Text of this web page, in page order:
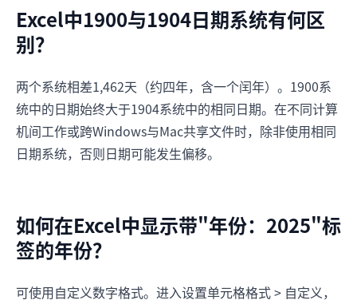
Excel中1900与1904日期系统有何区
别？
两个系统相差1,462天（约四年，含一个闰年）。1900系
统中的日期始终大于1904系统中的相同日期。在不同计算
机间工作或跨Windows与Mac共享文件时，除非使用相同
日期系统，否则日期可能发生偏移。
如何在Excel中显示带"年份：2025"标
签的年份？
可使用自定义数字格式。进入设置单元格格式 > 自定义，